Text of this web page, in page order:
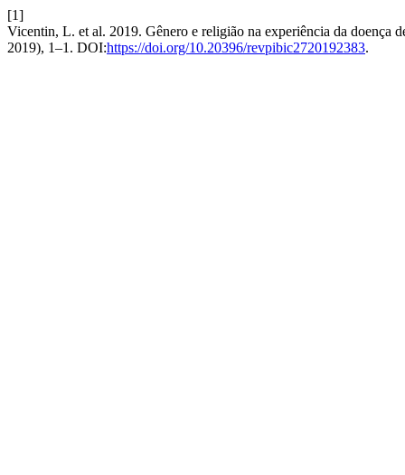
[1]
Vicentin, L. et al. 2019. Gênero e religião na experiência da doença
2019), 1–1. DOI:https://doi.org/10.20396/revpibic2720192383.